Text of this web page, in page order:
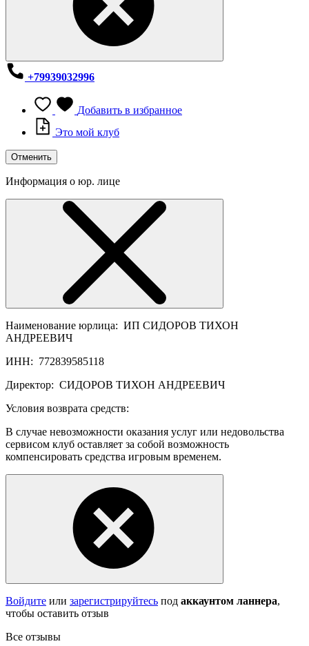
+79939032996
Добавить в избранное
Это мой клуб
Отменить
Информация о юр. лице
Наименование юрлица: ИП СИДОРОВ ТИХОН
АНДРЕЕВИЧ
ИНН: 772839585118
Директор: СИДОРОВ ТИХОН АНДРЕЕВИЧ
Условия возврата средств:
В случае невозможности оказания услуг или недовольства
сервисом клуб оставляет за собой возможность
компенсировать средства игровым временем.
Войдите или зарегистрируйтесь под аккаунтом ланнера,
чтобы оставить отзыв
Все отзывы